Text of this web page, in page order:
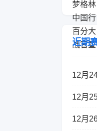
近期
12月
12月
12月